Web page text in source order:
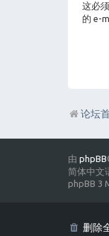
这必
的 e-
论坛
由 phpBB
简体中文
phpBB 3
删除